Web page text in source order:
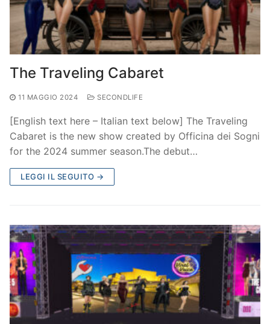
The Traveling Cabaret
11 MAGGIO 2024 SECONDLIFE
[English text here – Italian text below] The Traveling
Cabaret is the new show created by Officina dei Sogni
for the 2024 summer season.The debut…
LEGGI IL SEGUITO →